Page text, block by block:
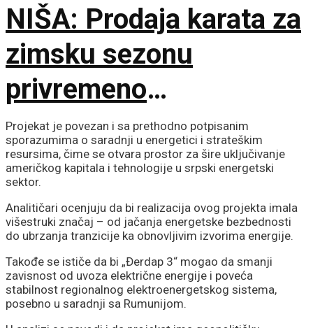
NIŠA: Prodaja karata za
zimsku sezonu
privremeno
obustavljena
Projekat je povezan i sa prethodno potpisanim
sporazumima o saradnji u energetici i strateškim
resursima, čime se otvara prostor za šire uključivanje
američkog kapitala i tehnologije u srpski energetski
sektor.
Analitičari ocenjuju da bi realizacija ovog projekta imala
višestruki značaj – od jačanja energetske bezbednosti
do ubrzanja tranzicije ka obnovljivim izvorima energije.
Takođe se ističe da bi „Đerdap 3“ mogao da smanji
zavisnost od uvoza električne energije i poveća
stabilnost regionalnog elektroenergetskog sistema,
posebno u saradnji sa Rumunijom.